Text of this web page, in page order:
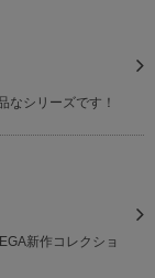
なシリーズです！
新作コレクショ